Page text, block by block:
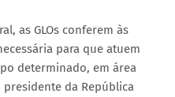
as GLOs conferem às
para que atuem
determinado, em área
da República